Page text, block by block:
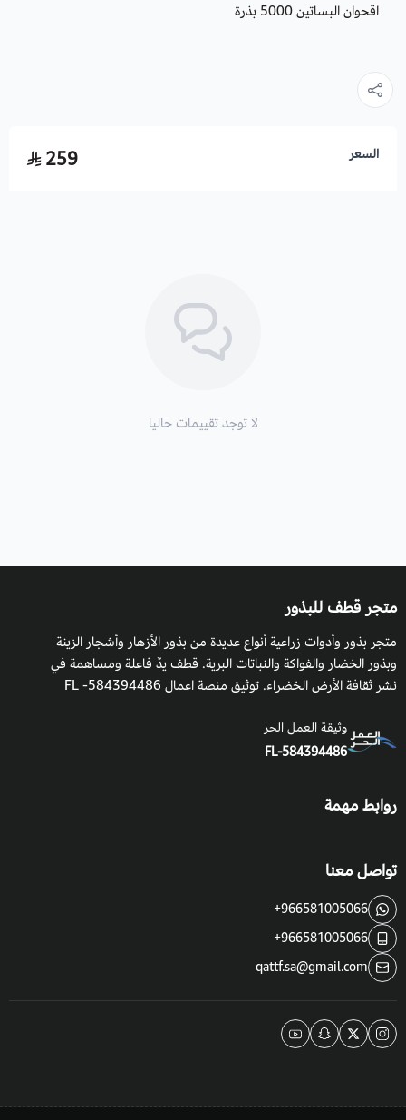
اقحوان البساتين 5000 بذرة
السعر 259
لا توجد تقييمات حاليا
متجر قطف للبذور
متجر بذور وأدوات زراعية أنواع عديدة من بذور الأزهار وأشجار الزينة
وبذور الخضار والفواكة والنباتات البرية. قطف يدٌ فاعلة ومساهمة في
نشر ثقافة الأرض الخضراء. توثيق منصة اعمال 584394486- FL
وثيقة العمل الحر
FL-584394486
روابط مهمة
تواصل معنا
+966581005066
+966581005066
qattf.sa@gmail.com